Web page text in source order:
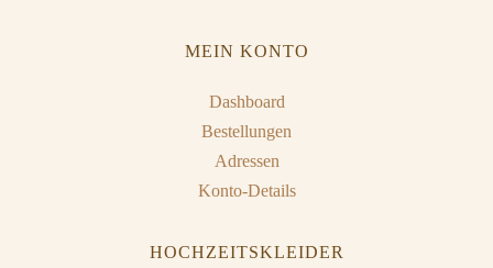
MEIN KONTO
Dashboard
Bestellungen
Adressen
Konto-Details
HOCHZEITSKLEIDER